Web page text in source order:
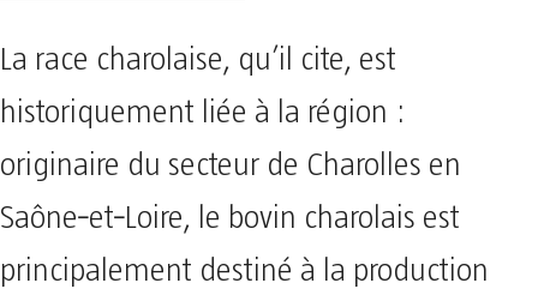
La race charolaise, qu’il cite, est
historiquement liée à la région :
originaire du secteur de Charolles en
Saône‑et‑Loire, le bovin charolais est
principalement destiné à la production